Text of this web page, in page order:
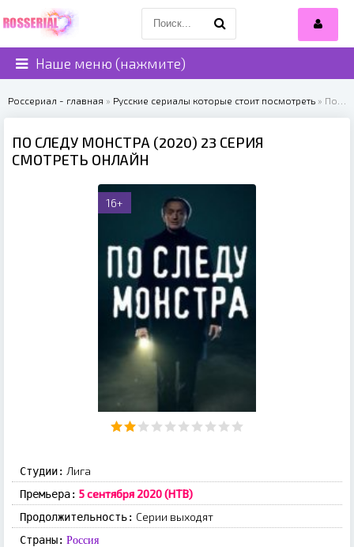
Наше меню (нажмите)
Россериал - главная » Русские сериалы которые стоит посмотреть » По следу монстра (2020)
ПО СЛЕДУ МОНСТРА (2020) 23 СЕРИЯ
СМОТРЕТЬ ОНЛАЙН
16+
Студии: Лига
Премьера: 5 сентября 2020 (НТВ)
Продолжительность: Серии выходят
Страны: Россия